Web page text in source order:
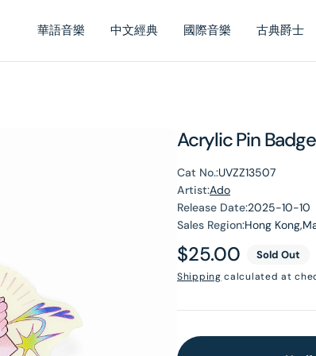
華語音樂 中文經典 國際音樂 古典爵士
Acrylic Pin
Cat No.:UVZZ13507
Artist:Ado
Release Date:2025-10-10
Sales Region:Hong
Regular
price
$25.00 Sold Out
Shipping calculated at